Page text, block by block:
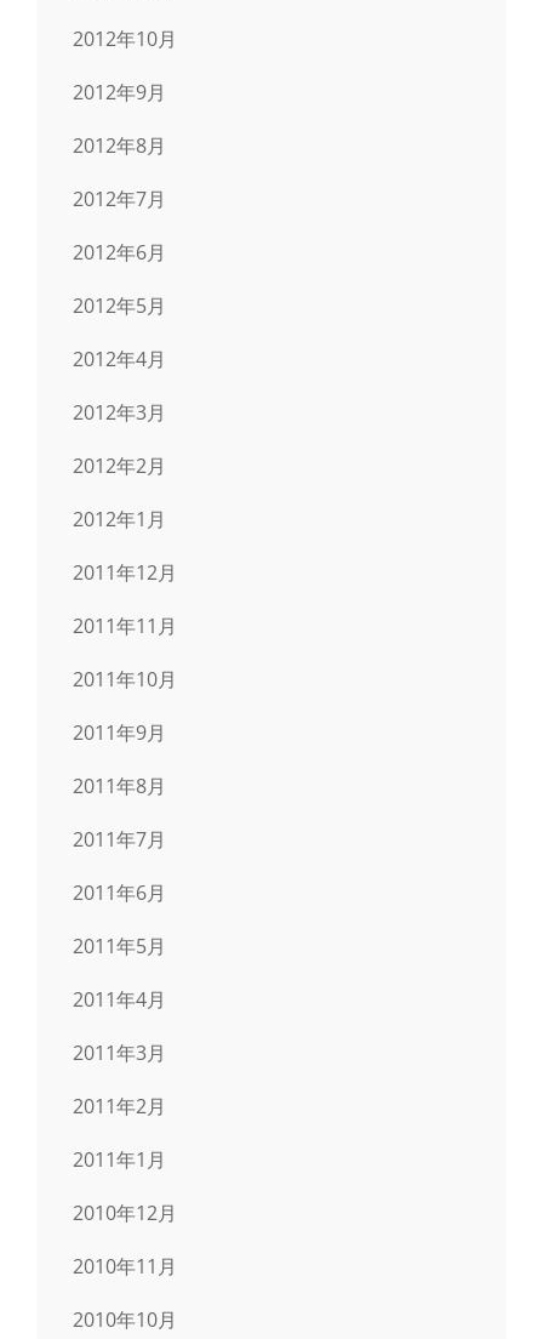
2012年10月
2012年9月
2012年8月
2012年7月
2012年6月
2012年5月
2012年4月
2012年3月
2012年2月
2012年1月
2011年12月
2011年11月
2011年10月
2011年9月
2011年8月
2011年7月
2011年6月
2011年5月
2011年4月
2011年3月
2011年2月
2011年1月
2010年12月
2010年11月
2010年10月